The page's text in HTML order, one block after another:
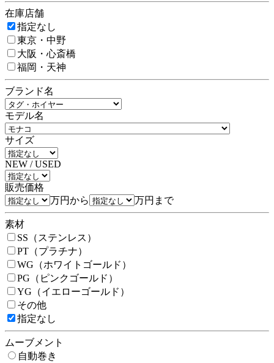
在庫店舗
指定なし
東京・中野
大阪・心斎橋
福岡・天神
ブランド名
モデル名
サイズ
NEW / USED
販売価格
万円から
万円まで
素材
SS（ステンレス）
PT（プラチナ）
WG（ホワイトゴールド）
PG（ピンクゴールド）
YG（イエローゴールド）
その他
指定なし
ムーブメント
自動巻き